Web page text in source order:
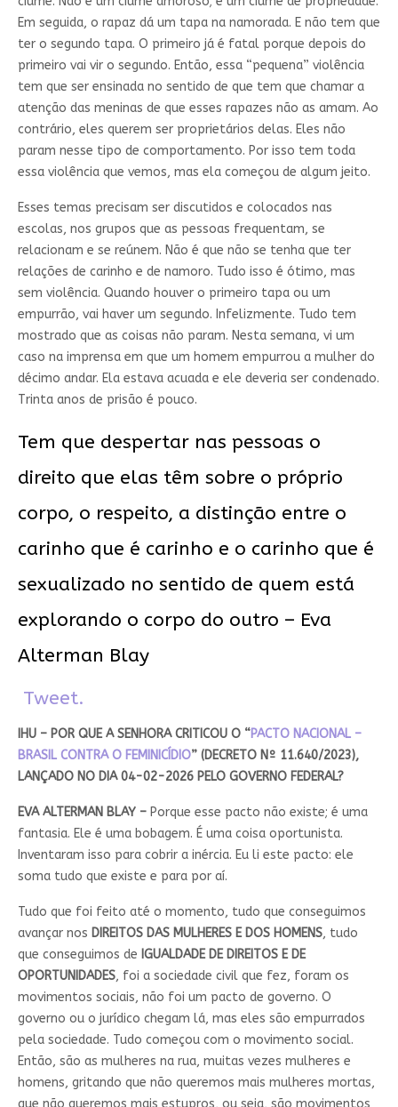
Em seguida, o rapaz dá um tapa na namorada. E não tem que
ter o segundo tapa. O primeiro já é fatal porque depois do
primeiro vai vir o segundo. Então, essa “pequena” violência
tem que ser ensinada no sentido de que tem que chamar a
atenção das meninas de que esses rapazes não as amam. Ao
contrário, eles querem ser proprietários delas. Eles não
param nesse tipo de comportamento. Por isso tem toda
essa violência que vemos, mas ela começou de algum jeito.
Esses temas precisam ser discutidos e colocados nas
escolas, nos grupos que as pessoas frequentam, se
relacionam e se reúnem. Não é que não se tenha que ter
relações de carinho e de namoro. Tudo isso é ótimo, mas
sem violência. Quando houver o primeiro tapa ou um
empurrão, vai haver um segundo. Infelizmente. Tudo tem
mostrado que as coisas não param. Nesta semana, vi um
caso na imprensa em que um homem empurrou a mulher do
décimo andar. Ela estava acuada e ele deveria ser condenado.
Trinta anos de prisão é pouco.
Tem que despertar nas pessoas o
direito que elas têm sobre o próprio
corpo, o respeito, a distinção entre o
carinho que é carinho e o carinho que é
sexualizado no sentido de quem está
explorando o corpo do outro – Eva
Alterman Blay
Tweet.
IHU – POR QUE A SENHORA CRITICOU O “PACTO NACIONAL –
BRASIL CONTRA O FEMINICÍDIO” (DECRETO Nº 11.640/2023),
LANÇADO NO DIA 04-02-2026 PELO GOVERNO FEDERAL?
EVA ALTERMAN BLAY – Porque esse pacto não existe; é uma
fantasia. Ele é uma bobagem. É uma coisa oportunista.
Inventaram isso para cobrir a inércia. Eu li este pacto: ele
soma tudo que existe e para por aí.
Tudo que foi feito até o momento, tudo que conseguimos
avançar nos DIREITOS DAS MULHERES E DOS HOMENS, tudo
que conseguimos de IGUALDADE DE DIREITOS E DE
OPORTUNIDADES, foi a sociedade civil que fez, foram os
movimentos sociais, não foi um pacto de governo. O
governo ou o jurídico chegam lá, mas eles são empurrados
pela sociedade. Tudo começou com o movimento social.
Então, são as mulheres na rua, muitas vezes mulheres e
homens, gritando que não queremos mais mulheres mortas,